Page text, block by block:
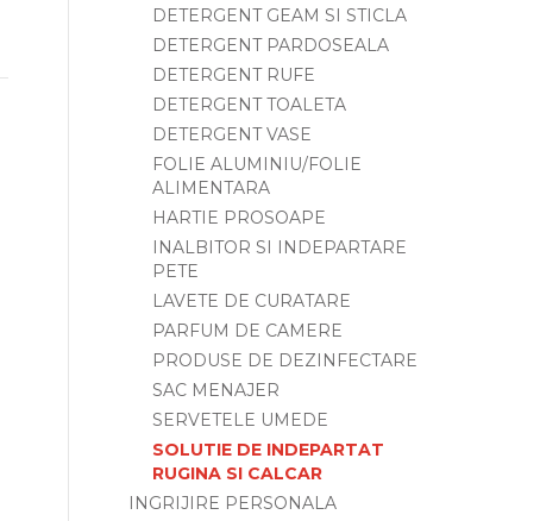
DETERGENT GEAM SI STICLA
DETERGENT PARDOSEALA
DETERGENT RUFE
DETERGENT TOALETA
DETERGENT VASE
FOLIE ALUMINIU/FOLIE
ALIMENTARA
HARTIE PROSOAPE
INALBITOR SI INDEPARTARE
PETE
LAVETE DE CURATARE
PARFUM DE CAMERE
PRODUSE DE DEZINFECTARE
SAC MENAJER
SERVETELE UMEDE
SOLUTIE DE INDEPARTAT
RUGINA SI CALCAR
INGRIJIRE PERSONALA